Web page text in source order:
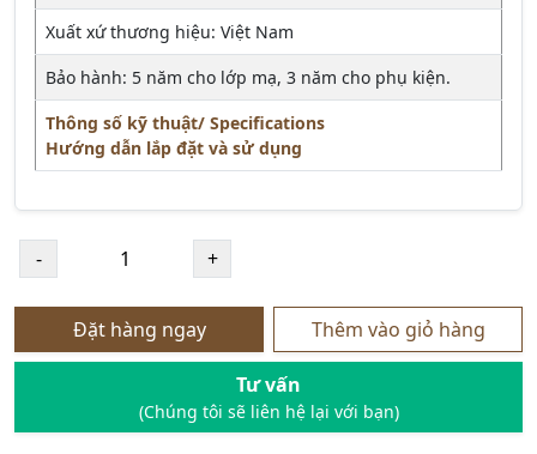
Xuất xứ thương hiệu: Việt Nam
Bảo hành: 5 năm cho lớp mạ, 3 năm cho phụ kiện.
Thông số kỹ thuật/ Specifications
Hướng dẫn lắp đặt và sử dụng
Đặt hàng ngay Thêm vào giỏ hàng
Tư vấn
(Chúng tôi sẽ liên hệ lại với bạn)